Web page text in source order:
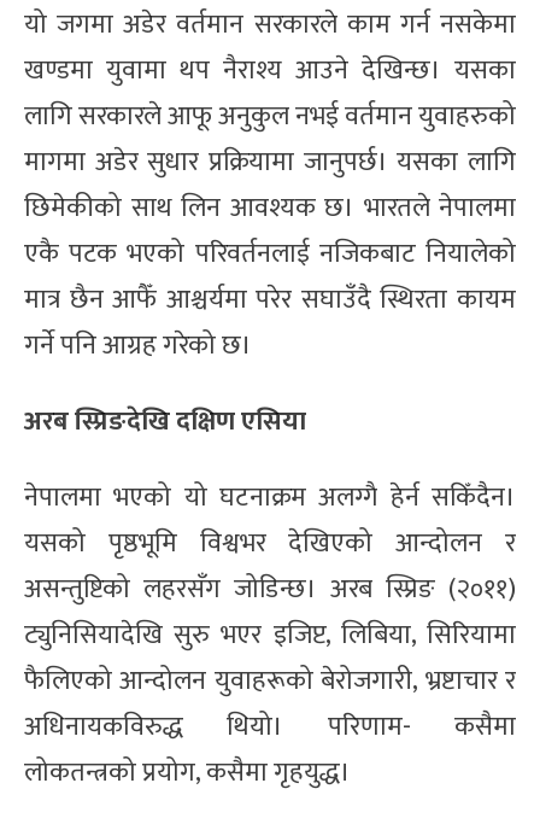
यो जगमा अडेर वर्तमान सरकारले काम गर्न नसकेमा
खण्डमा युवामा थप नैराश्य आउने देखिन्छ। यसका
लागि सरकारले आफू अनुकुल नभई वर्तमान युवाहरुको
मागमा अडेर सुधार प्रक्रियामा जानुपर्छ। यसका लागि
छिमेकीको साथ लिन आवश्यक छ। भारतले नेपालमा
एकै पटक भएको परिवर्तनलाई नजिकबाट नियालेको
मात्र छैन आफैँ आश्चर्यमा परेर सघाउँदै स्थिरता कायम
गर्ने पनि आग्रह गरेको छ।
अरब स्प्रिङदेखि दक्षिण एसिया
नेपालमा भएको यो घटनाक्रम अलग्गै हेर्न सकिँदैन।
यसको पृष्ठभूमि विश्वभर देखिएको आन्दोलन र
असन्तुष्टिको लहरसँग जोडिन्छ। अरब स्प्रिङ (२०११)
ट्युनिसियादेखि सुरु भएर इजिप्ट, लिबिया, सिरियामा
फैलिएको आन्दोलन युवाहरूको बेरोजगारी, भ्रष्टाचार र
अधिनायकविरुद्ध थियो। परिणाम- कसैमा
लोकतन्त्रको प्रयोग, कसैमा गृहयुद्ध।